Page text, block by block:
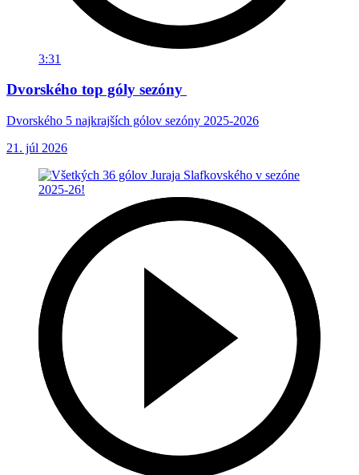
3:31
Dvorského top góly sezóny
Dvorského 5 najkrajších gólov sezóny 2025-2026
21. júl 2026